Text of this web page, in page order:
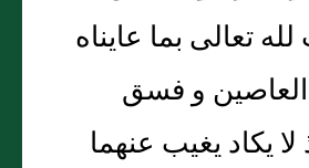
تعالى بما عايناه
و فسق
يكاد يغيب عنهما